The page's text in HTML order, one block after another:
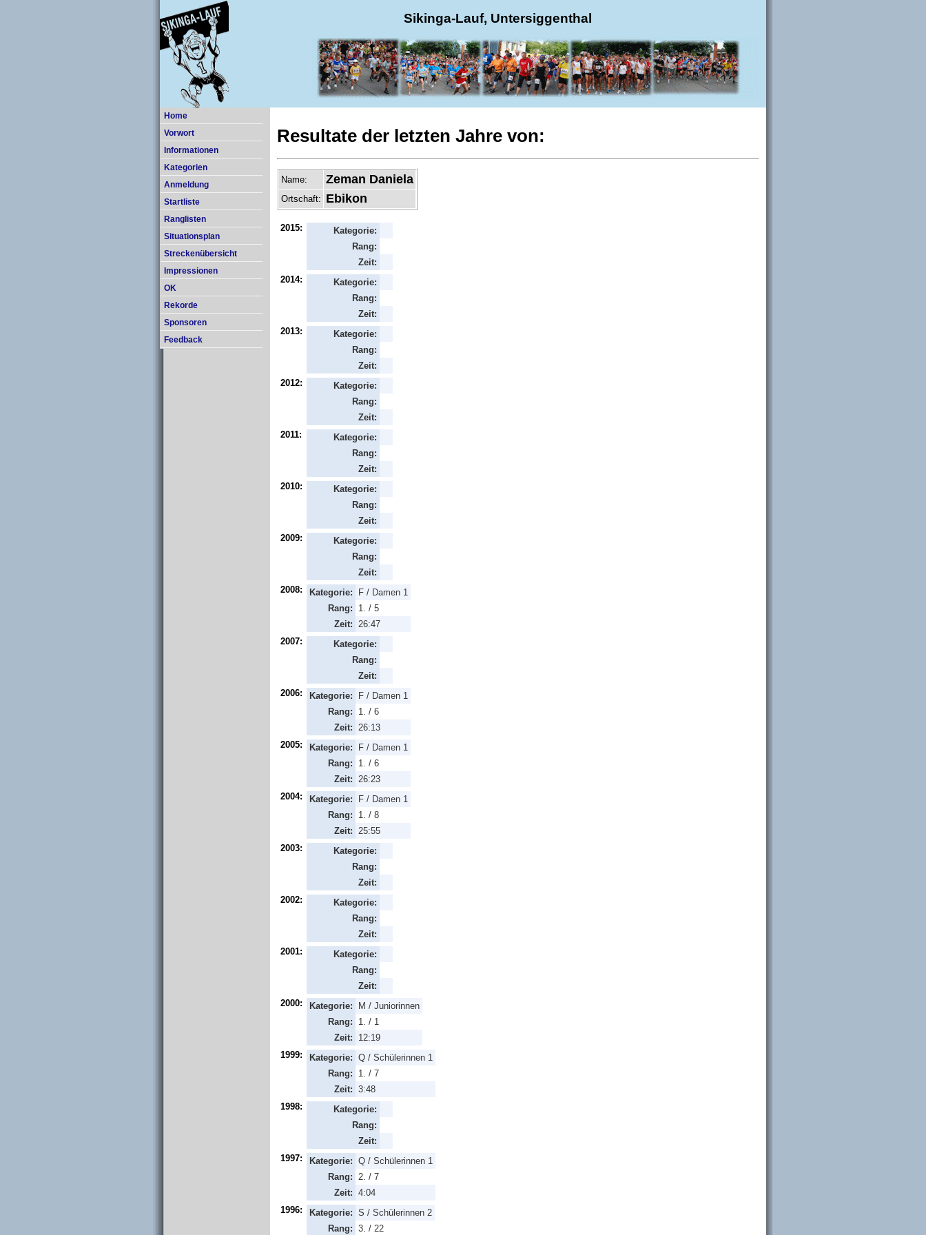
Sikinga-Lauf, Untersiggenthal
Home
Vorwort
Informationen
Kategorien
Anmeldung
Startliste
Ranglisten
Situationsplan
Streckenübersicht
Impressionen
OK
Rekorde
Sponsoren
Feedback
Resultate der letzten Jahre von:
Name: Zeman Daniela
Ortschaft: Ebikon
2015:
Kategorie:
Rang:
Zeit:
2014:
Kategorie:
Rang:
Zeit:
2013:
Kategorie:
Rang:
Zeit:
2012:
Kategorie:
Rang:
Zeit:
2011:
Kategorie:
Rang:
Zeit:
2010:
Kategorie:
Rang:
Zeit:
2009:
Kategorie:
Rang:
Zeit:
2008:
Kategorie:
F / Damen 1
Rang:
1. / 5
Zeit:
26:47
2007:
Kategorie:
Rang:
Zeit:
2006:
Kategorie:
F / Damen 1
Rang:
1. / 6
Zeit:
26:13
2005:
Kategorie:
F / Damen 1
Rang:
1. / 6
Zeit:
26:23
2004:
Kategorie:
F / Damen 1
Rang:
1. / 8
Zeit:
25:55
2003:
Kategorie:
Rang:
Zeit:
2002:
Kategorie:
Rang:
Zeit:
2001:
Kategorie:
Rang:
Zeit:
2000:
Kategorie:
M / Juniorinnen
Rang:
1. / 1
Zeit:
12:19
1999:
Kategorie: Q / Schülerinnen 1
Rang:
1. / 7
Zeit: 3:48
1998:
Kategorie:
Rang:
Zeit:
1997:
Kategorie: Q / Schülerinnen 1
Rang:
2. / 7
Zeit: 4:04
1996:
Kategorie: S / Schülerinnen 2
Rang: 3. / 22